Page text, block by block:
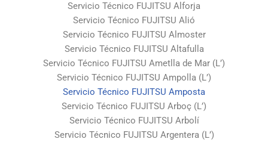
Servicio Técnico FUJITSU Alforja
Servicio Técnico FUJITSU Alió
Servicio Técnico FUJITSU Almoster
Servicio Técnico FUJITSU Altafulla
Servicio Técnico FUJITSU Ametlla de Mar (L’)
Servicio Técnico FUJITSU Ampolla (L’)
Servicio Técnico FUJITSU Amposta
Servicio Técnico FUJITSU Arboç (L’)
Servicio Técnico FUJITSU Arbolí
Servicio Técnico FUJITSU Argentera (L’)